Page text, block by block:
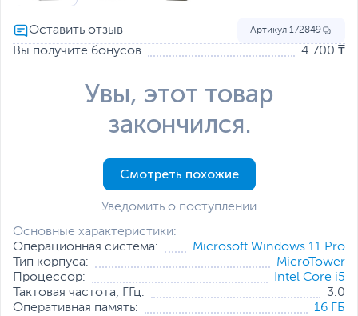
Основные характеристики:
Операционная система:
Microsoft Windows 11 Pro
Тип корпуса:
MicroTower
Процессор:
Intel Core i5
Тактовая частота, ГГц:
3.0
Оперативная память:
16 ГБ
Артикул 172849
Вы получите бонусов 4 700 ₸
Увы, этот товар
закончился.
Смотреть похожие
Уведомить о поступлении